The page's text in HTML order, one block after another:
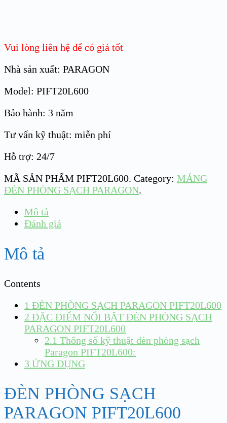
Vui lòng liên hệ để có giá tốt
Nhà sản xuất: PARAGON
Model: PIFT20L600
Bảo hành: 3 năm
Tư vấn kỹ thuật: miễn phí
Hỗ trợ: 24/7
MÃ SẢN PHẨM PIFT20L600. Category: MÁNG
ĐÈN PHÒNG SẠCH PARAGON.
Mô tả
Đánh giá
Mô tả
Contents
1 ĐÈN PHÒNG SẠCH PARAGON PIFT20L600
2 ĐẶC ĐIỂM NỔI BẬT ĐÈN PHÒNG SẠCH
PARAGON PIFT20L600
2.1 Thông số kỹ thuật đèn phòng sạch
Paragon PIFT20L600:
3 ỨNG DỤNG
ĐÈN PHÒNG SẠCH
PARAGON PIFT20L600